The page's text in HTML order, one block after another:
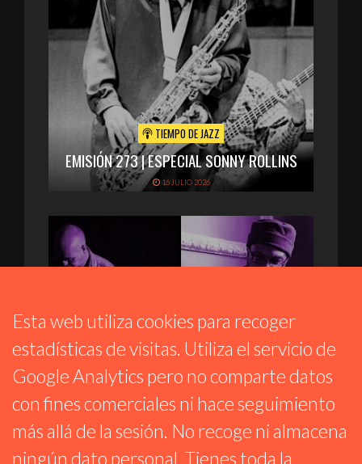
TIEMPO DE JAZZ
EMISIÓN 273 | ESPECIAL SONNY ROLLINS
16 JULIO 2026
RARAS MÚSICAS
EMISIÓN 266
Esta web utiliza cookies para recoger
estadísticas de visitas. Utiliza el servicio de
Google Analytics pero no comparte datos
con fines comerciales ni hace seguimiento
más allá de la sesión. No recoge ni almacena
ningún dato personal. Tienes toda la